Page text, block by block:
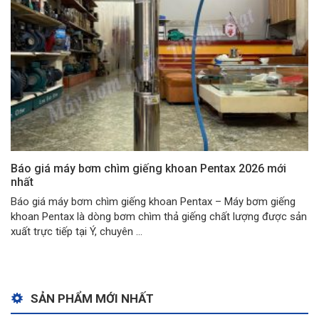
Báo giá máy bơm chìm giếng khoan Pentax 2026 mới
nhất
Báo giá máy bơm chìm giếng khoan Pentax – Máy bơm giếng
khoan Pentax là dòng bơm chìm thả giếng chất lượng được sản
xuất trực tiếp tại Ý, chuyên ...
SẢN PHẨM MỚI NHẤT